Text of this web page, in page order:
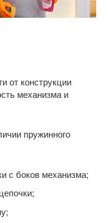
от конструкции
механизма и
пружинного
с боков механизма;